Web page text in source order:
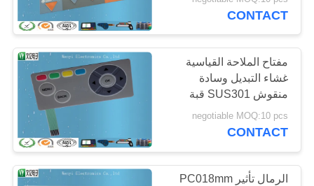
CONTACT
مفتاح الملاحة القياسية
غشاء التبديل وسادة
منقوش SUS301 قبة
معدنية
negotiable MOQ:10 pcs
CONTACT
الرمال تأثير PC018mm